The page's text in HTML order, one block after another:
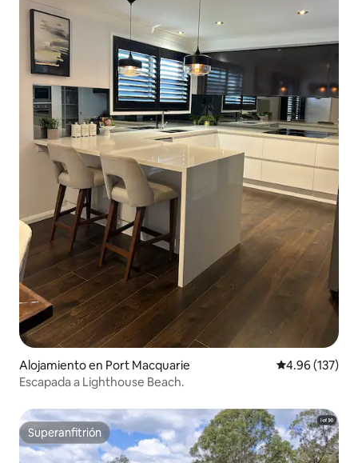
Alojamiento en Port Macquarie Calificación
4.96 (137)
Escapada a Lighthouse Beach.
Superanfitrión
Superanfitrión